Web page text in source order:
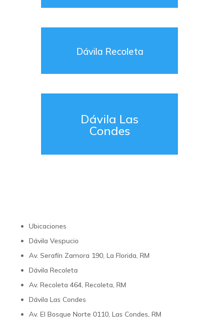
Dávila Recoleta
Dávila Las
Condes
Ubicaciones
Dávila Vespucio
Av. Serafín Zamora 190, La Florida, RM
Dávila Recoleta
Av. Recoleta 464, Recoleta, RM
Dávila Las Condes
Av. El Bosque Norte 0110, Las Condes, RM